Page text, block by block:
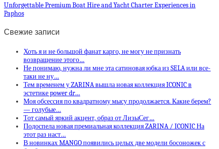
Unforgettable Premium Boat Hire and Yacht Charter Experiences in
Paphos
Свежие записи
Хоть я и не большой фанат карго, не могу не признать
возвращение этого…
Не понимаю, нужна ли мне эта сатиновая юбка из SELA или все-
таки не ну…
Тем временем у ZARINA вышла новая коллекция ICONIC в
эстетике power dr…
Моя обсессия по квадратному мысу продолжается. Какие берем?
— голубые…
Тот самый яркий акцент, образ от ЛизыСег…
Подоспела новая премиальная коллекция ZARINA / ICONIC На
этот раз наст…
В новинках MANGO появились целых две модели босоножек с